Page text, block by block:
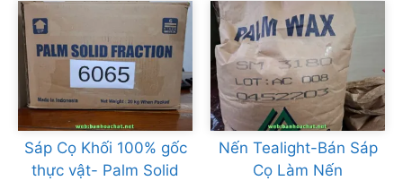
Sáp Cọ Khối 100% gốc
thực vật- Palm Solid
Nến Tealight-Bán Sáp
Cọ Làm Nến